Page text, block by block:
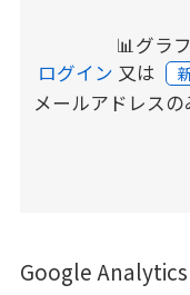
📊グラ
ログイン 又は
メールアドレスの
Google Analytics